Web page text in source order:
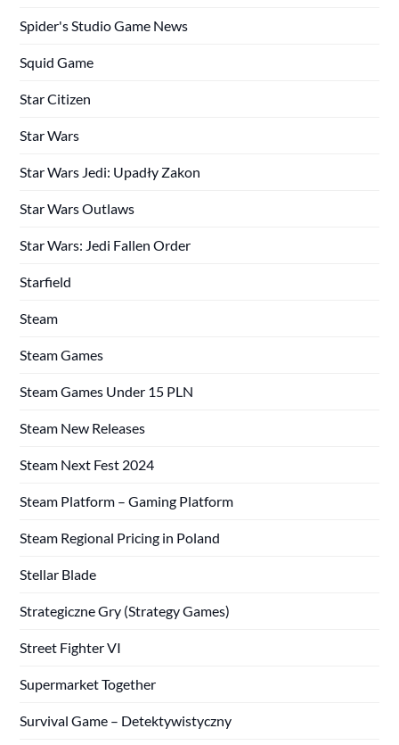
Spider's Studio Game News
Squid Game
Star Citizen
Star Wars
Star Wars Jedi: Upadły Zakon
Star Wars Outlaws
Star Wars: Jedi Fallen Order
Starfield
Steam
Steam Games
Steam Games Under 15 PLN
Steam New Releases
Steam Next Fest 2024
Steam Platform – Gaming Platform
Steam Regional Pricing in Poland
Stellar Blade
Strategiczne Gry (Strategy Games)
Street Fighter VI
Supermarket Together
Survival Game – Detektywistyczny